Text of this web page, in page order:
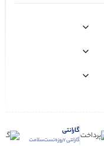
گارانتی
گارانتی 7 روزه تست سلامت